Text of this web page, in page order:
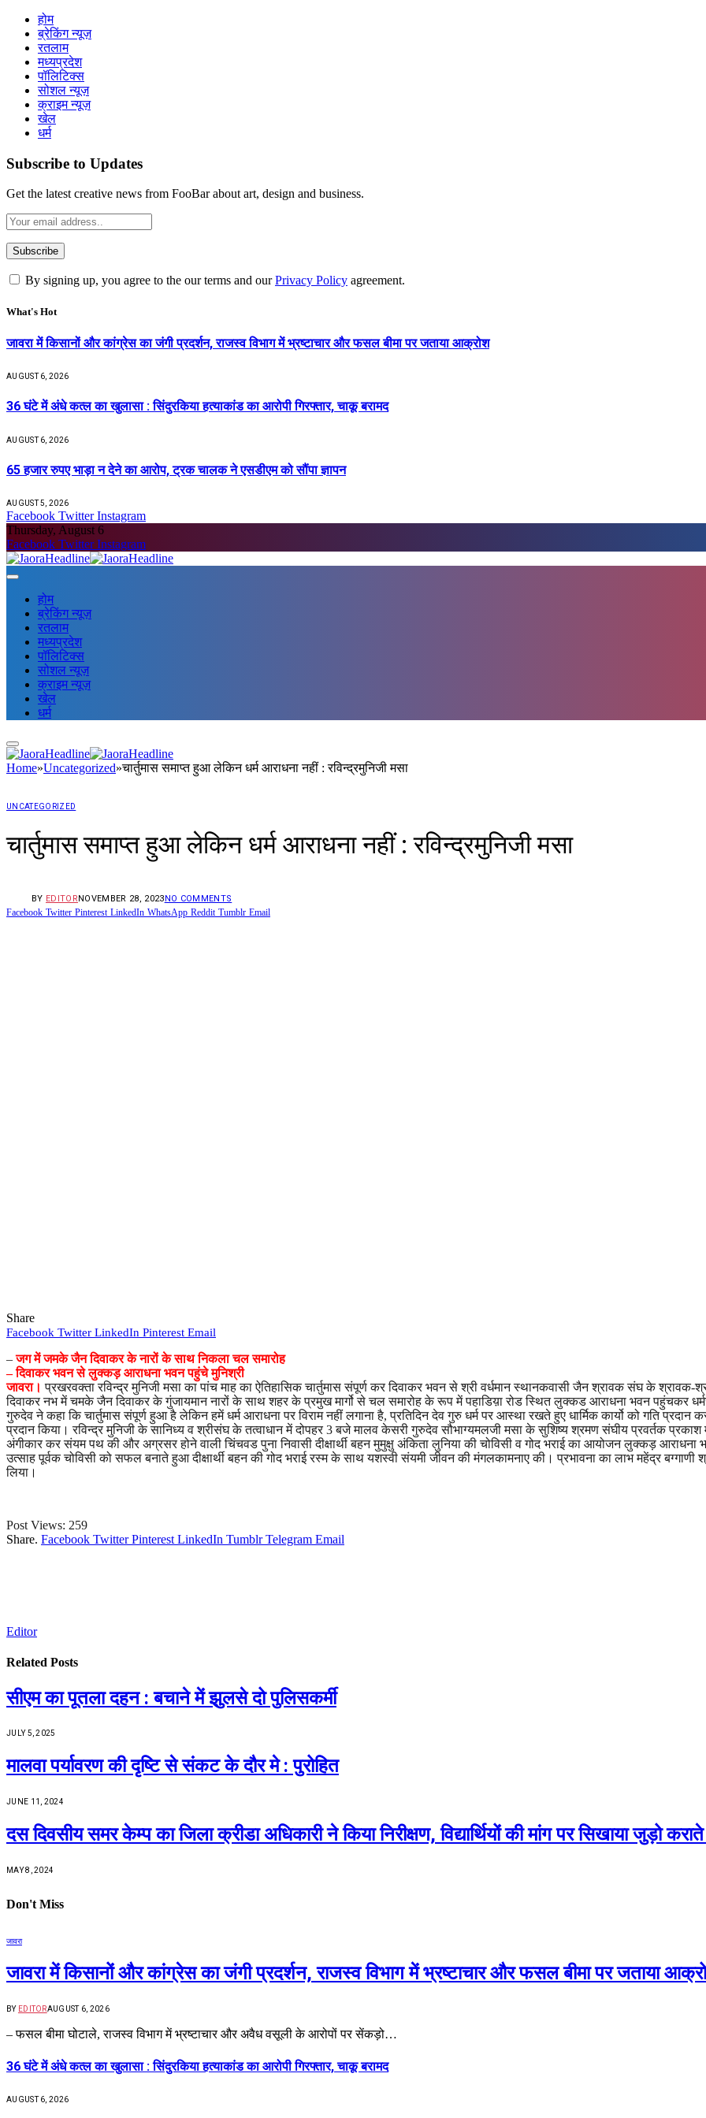
होम
ब्रेकिंग न्यूज़
रतलाम
मध्यप्रदेश
पॉलिटिक्स
सोशल न्यूज़
क्राइम न्यूज़
खेल
धर्म
Subscribe to Updates
Get the latest creative news from FooBar about art, design and business.
By signing up, you agree to the our terms and ourPrivacy Policy agreement.
What's Hot
जावरा में किसानों और कांग्रेस का जंगी प्रदर्शन, राजस्व विभाग में भ्रष्टाचार और फसल बीमा पर जताया आक्रोश
AUGUST 6, 2026
36 घंटे में अंधे कत्ल का खुलासा : सिंदुरकिया हत्याकांड का आरोपी गिरफ्तार, चाकू बरामद
AUGUST 6, 2026
65 हजार रुपए भाड़ा न देने का आरोप, ट्रक चालक ने एसडीएम को सौंपा ज्ञापन
AUGUST 5, 2026
Facebook Twitter Instagram
Thursday, August 6
Facebook Twitter Instagram
होम
ब्रेकिंग न्यूज़
रतलाम
मध्यप्रदेश
पॉलिटिक्स
सोशल न्यूज़
क्राइम न्यूज़
खेल
धर्म
Home»Uncategorized»चार्तुमास समाप्त हुआ लेकिन धर्म आराधना नहीं : रविन्द्रमुनिजी मसा
UNCATEGORIZED
चार्तुमास समाप्त हुआ लेकिन धर्म आराधना नहीं : रविन्द्रमुनिजी मसा
BY EDITORNOVEMBER 28, 2023NO COMMENTS
Facebook Twitter Pinterest LinkedIn WhatsApp Reddit Tumblr Email
Share
Facebook Twitter LinkedIn Pinterest Email
–जग में जमके जैन दिवाकर के नारों के साथ निकला चल समारोह
– दिवाकर भवन से लुक्कड़ आराधना भवन पहुंचे मुनिश्री
जावरा। प्रखरवक्ता रविन्द्र मुनिजी मसा का पांच माह का ऐतिहासिक चार्तुमास संपूर्ण कर दिवाकर भवन से श्री वर्धमान स्थानकवासी जैन श्रावक संघ के
दिवाकर नभ में चमके जैन दिवाकर के गुंजायमान नारों के साथ शहर के प्रमुख मार्गो से चल समारोह के रूप में पहाडिय़ा रोड स्थित लुक्कड आराधना भवन पहुंचकर
गुरुदेव ने कहा कि चार्तुमास संपूर्ण हुआ है लेकिन हमें धर्म आराधना पर विराम नहीं लगाना है, प्रतिदिन देव गुरु धर्म पर आस्था रखते हुए धार्मिक कार्यो को गति
प्रदान किया। रविन्द्र मुनिजी के सानिध्य व श्रीसंघ के तत्वाधान में दोपहर 3 बजे मालव केसरी गुरुदेव सौभाग्यमलजी मसा के सुशिष्य श्रमण संघीय प्रवर्तक प्रकाश
अंगीकार कर संयम पथ की और अग्रसर होने वाली चिंचवड पुना निवासी दीक्षार्थी बहन मुमुक्षु अंकिता लुनिया की चोविसी व गोद भराई का आयोजन लुक्कड़
उत्साह पूर्वक चोविसी को सफल बनाते हुआ दीक्षार्थी बहन की गोद भराई रस्म के साथ यशस्वी संयमी जीवन की मंगलकामनाए की। प्रभावना का लाभ महेंद्र बग्गाणी
लिया।
Post Views: 259
Share. Facebook Twitter Pinterest LinkedIn Tumblr Telegram Email
Editor
Related Posts
सीएम का पूतला दहन : बचाने में झुलसे दो पुलिसकर्मी
JULY 5, 2025
मालवा पर्यावरण की दृष्टि से संकट के दौर मे : पुरोहित
JUNE 11, 2024
दस दिवसीय समर केम्प का जिला क्रीडा अधिकारी ने किया निरीक्षण, विद्यार्थियों की मांग पर सिखाया जुड़ो
MAY 8, 2024
Don't Miss
जावरा
जावरा में किसानों और कांग्रेस का जंगी प्रदर्शन, राजस्व विभाग में भ्रष्टाचार और फसल बीमा पर जताया
BY EDITORAUGUST 6, 2026
– फसल बीमा घोटाले, राजस्व विभाग में भ्रष्टाचार और अवैध वसूली के आरोपों पर सेंकड़ो…
36 घंटे में अंधे कत्ल का खुलासा : सिंदुरकिया हत्याकांड का आरोपी गिरफ्तार, चाकू बरामद
AUGUST 6, 2026